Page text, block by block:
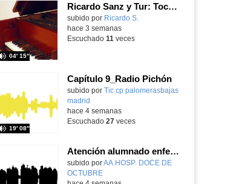
Ricardo Sanz y Tur: Tocatina concertante al aire español
subido por Ricardo S.
04′ 15″
hace 3 semanas
Escuchado 11 veces
Capítulo 9_Radio Pichón
Contenido educativo.
subido por Tic cp palomerasbajas
madrid
19′ 08″
hace 4 semanas
Escuchado 27veces
Atención alumnado enfermo. SAED primaria. José Nesh-Nash García
Contenido educativo.
subido porAA.HOSP. DOCE DE
OCTUBRE-